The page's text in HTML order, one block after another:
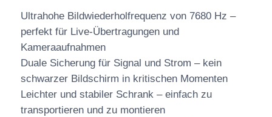
Ultrahohe Bildwiederholfrequenz von 7680 Hz –
perfekt für Live-Übertragungen und
Kameraaufnahmen
Duale Sicherung für Signal und Strom – kein
schwarzer Bildschirm in kritischen Momenten
Leichter und stabiler Schrank – einfach zu
transportieren und zu montieren